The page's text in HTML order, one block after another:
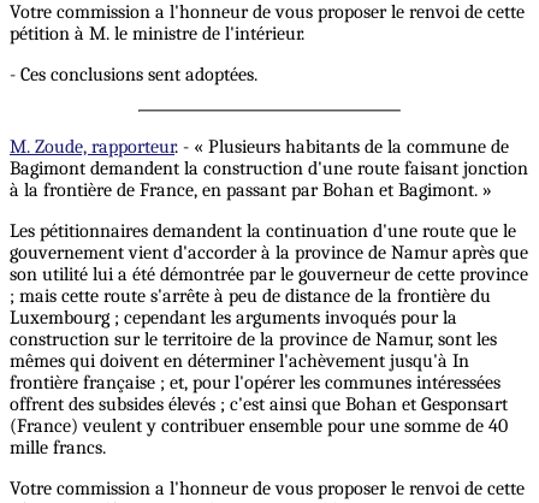
Votre commission a l'honneur de vous proposer le renvoi de cette
pétition à M. le ministre de l'intérieur.
- Ces conclusions sent adoptées.
M. Zoude, rapporteur. - « Plusieurs habitants de la commune de
Bagimont demandent la construction d'une route faisant jonction
à la frontière de France, en passant par Bohan et Bagimont. »
Les pétitionnaires demandent la continuation d'une route que le
gouvernement vient d'accorder à la province de Namur après que
son utilité lui a été démontrée par le gouverneur de cette province
; mais cette route s'arrête à peu de distance de la frontière du
Luxembourg ; cependant les arguments invoqués pour la
construction sur le territoire de la province de Namur, sont les
mêmes qui doivent en déterminer l'achèvement jusqu'à In
frontière française ; et, pour l'opérer les communes intéressées
offrent des subsides élevés ; c'est ainsi que Bohan et Gesponsart
(France) veulent y contribuer ensemble pour une somme de 40
mille francs.
Votre commission a l'honneur de vous proposer le renvoi de cette